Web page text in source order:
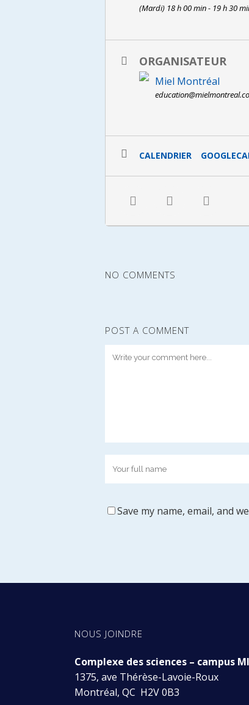
(Mardi) 18 h 00 min - 19 h 30
ORGANISATEUR
Miel Montréal
CALENDRIER
NO COMMENTS
POST A COMMENT
Save my name, email, and
NOUS JOINDRE
Complexe des sciences – campus
1375, ave Thérèse-Lavoie-Roux
Montréal, QC H2V 0B3